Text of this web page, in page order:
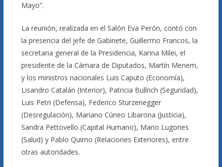
Mayo”.
La reunión, realizada en el Salón Eva Perón, contó con
la presencia del jefe de Gabinete, Guillermo Francos, la
secretaria general de la Presidencia, Karina Milei, el
presidente de la Cámara de Diputados, Martín Menem,
y los ministros nacionales Luis Caputo (Economía),
Lisandro Catalán (Interior), Patricia Bullrich (Seguridad),
Luis Petri (Defensa), Federico Sturzenegger
(Desregulación), Mariano Cúneo Libarona (Justicia),
Sandra Pettovello (Capital Humano), Mario Lugones
(Salud) y Pablo Quirno (Relaciones Exteriores), entre
otras autoridades.